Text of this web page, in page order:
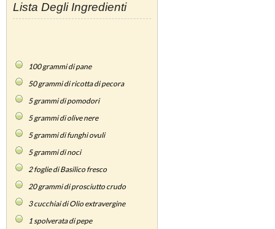
Lista Degli Ingredienti
100grammi di pane
50grammi di ricotta di pecora
5grammi di pomodori
5grammi di olive nere
5grammi di funghi ovuli
5grammi di noci
2foglie di Basilico fresco
20grammi di prosciutto crudo
3cucchiai di Olio extravergine
1spolverata di pepe